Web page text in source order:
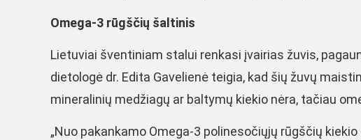
Omega-3 rūgščių šaltinis
Lietuviai šventiniam stalui renkasi įvairias žuvis,
dietologė dr. Edita Gavelienė teigia, kad šių žuvų
mineralinių medžiagų ar baltymų kiekio nėra, tačiau
„Nuo pakankamo Omega-3 polinesočiųjų rūgščių